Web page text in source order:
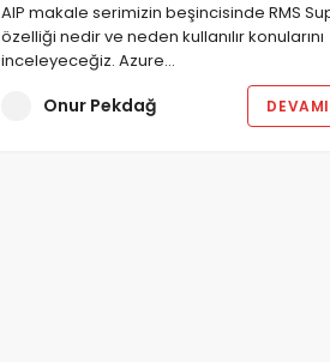
AIP makale serimizin beşincisinde RMS
özelliği nedir ve neden kullanılır konularını
inceleyeceğiz. Azure…
Onur Pekdağ